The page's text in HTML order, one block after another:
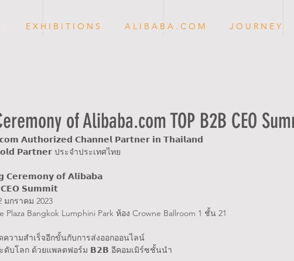
E X H I B I T I O N S A L I B A B A . C O M J O U R N E Y
of Alibaba.com TOP B2B CEO
𝗔𝘂𝘁𝗵𝗼𝗿𝗶𝘇𝗲𝗱 𝗖𝗵𝗮𝗻𝗻𝗲𝗹 𝗣𝗮𝗿𝘁𝗻𝗲𝗿 𝗶𝗻 𝗧𝗵𝗮𝗶𝗹𝗮𝗻𝗱
𝗣𝗮𝗿𝘁𝗻𝗲𝗿 ประจำประเทศไทย
𝗖𝗲𝗿𝗲𝗺𝗼𝗻𝘆 𝗼𝗳 𝗔𝗹𝗶𝗯𝗮𝗯𝗮
𝗦𝘂𝗺𝗺𝗶𝘁
กราคม 2023
Bangkok Lumphini Park ห้อง Crowne Ballroom 1 ชั้น 21
วามสำเร็จอีกขั้นกับการส่งออกออนไลน์
ดับโลก ด้วยแพลตฟอร์ม 𝗕𝟮𝗕 อีคอมเมิร์ซชั้นนำ